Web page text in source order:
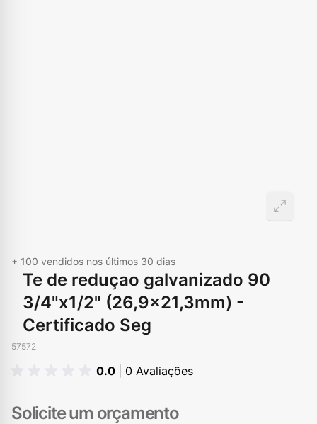
+ 100 vendidos nos últimos 30 dias
Te de reduçao galvanizado 90
3/4"x1/2" (26,9x21,3mm) -
Certificado Seg
57572
0.0 | 0 Avaliações
Solicite um orçamento